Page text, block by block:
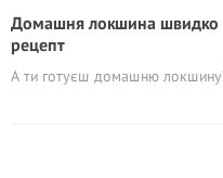
Домашня локшина швидко
рецепт
А ти готуєш домашню